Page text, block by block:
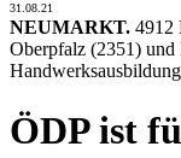
31.08.21
NEUMARKT. 4912
Oberpfalz (2351)
ÖDP ist